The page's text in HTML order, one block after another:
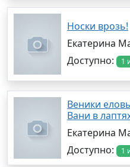
Носки врозь!
Екатерина
Доступно:
1
Веники
Вани в
Екатерина
Доступно:
1